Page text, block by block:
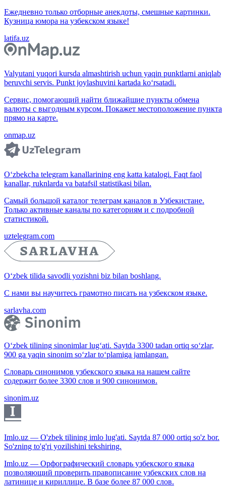
Ежедневно только отборные анекдоты, смешные картинки.
Кузница юмора на узбекском языке!
latifa.uz
Valyutani yuqori kursda almashtirish uchun yaqin punktlarni aniqlab
beruvchi servis. Punkt joylashuvini kartada ko‘rsatadi.
Сервис, помогающий найти ближайшие пункты обмена
валюты с выгодным курсом. Покажет местоположение пункта
прямо на карте.
onmap.uz
O‘zbekcha telegram kanallarining eng katta katalogi. Faqt faol
kanallar, ruknlarda va batafsil statistikasi bilan.
Самый большой каталог телеграм каналов в Узбекистане.
Только активные каналы по категориям и с подробной
статистикой.
uztelegram.com
O‘zbek tilida savodli yozishni biz bilan boshlang.
С нами вы научитесь грамотно писать на узбекском языке.
sarlavha.com
O‘zbek tilining sinonimlar lug‘ati. Saytda 3300 tadan ortiq so‘zlar,
900 ga yaqin sinonim so‘zlar to‘plamiga jamlangan.
Словарь синонимов узбекского языка на нашем сайте
содержит более 3300 слов и 900 синонимов.
sinonim.uz
Imlo.uz — O'zbek tilining imlo lug'ati. Saytda 87 000 ortiq so'z bor.
So'zning to'g'ri yozilishini tekshiring.
Imlo.uz — Орфографический словарь узбекского языка
позволяющий проверить правописание узбекских слов на
латинице и кириллице. В базе более 87 000 слов.